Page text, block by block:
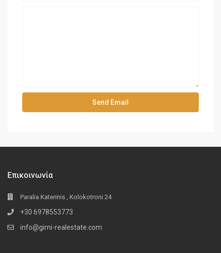
Επικοινωνία
Paralia Katerinis , Kolokotroni 24
+30 6978553773
info@girni-realestate.com